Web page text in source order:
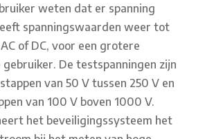
weten dat er spanning
spanningswaarden weer tot
of DC, voor een grotere
De testspanningen zijn
van 50 V tussen 250 V en
van 100 V boven 1000 V.
het beveiligingssysteem het